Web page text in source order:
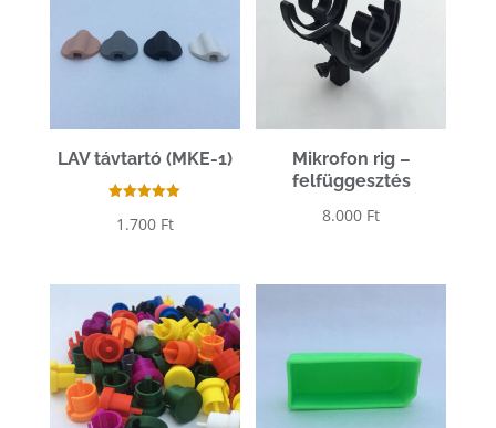
LAV távtartó (MKE-1)
5.00
1.700 Ft
Mikrofon rig –
felfüggesztés
8.000 Ft